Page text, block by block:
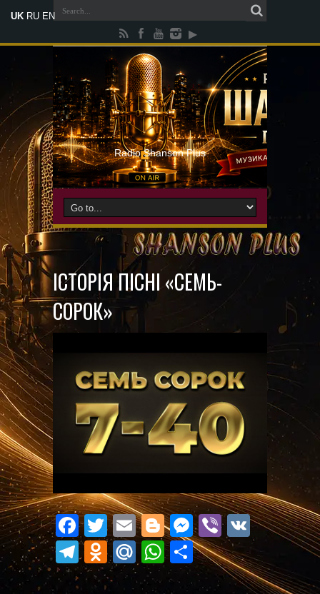
Radio Shanson Plus
ІСТОРІЯ ПІСНІ «СЕМЬ-
СОРОК»
Facebook
Twitter
EmailBlogger
Messenger
Viber
VK
Telegram
Odnoklassniki
Mail.Ru
WhatsApp
Поділитися
UK RU EN